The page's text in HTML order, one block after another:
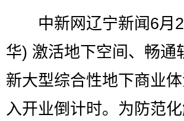
中新网辽宁新闻6月
华) 激活地下空间、畅通
新大型综合性地下商业
入开业倒计时。为防范